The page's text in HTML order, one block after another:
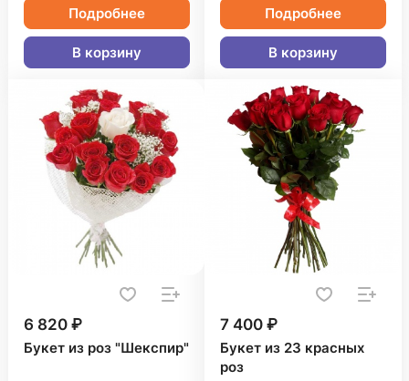
Подробнее
В корзину
Подробнее
В корзину
6 820 ₽
Букет из роз "Шекспир"
7 400 ₽
Букет из 23 красных
роз